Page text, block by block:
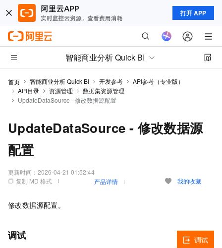
打开 APP
智能商业分析 Quick BI
首页 智能商业分析 Quick BI 开发参考
API参考（专业版）
API目录
资源管理
数据集资源管理
UpdateDataSource - 修改数据源配置
UpdateDataSource - 修改数据源
配置
更新时间： 2026-04-21 01:52:44
复制 MD 格式
产品详情 我的收藏
修改数据源配置。
调试 调试